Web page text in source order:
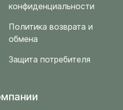
конфиденциальности
Политика возврата и
обмена
Защита потребителя